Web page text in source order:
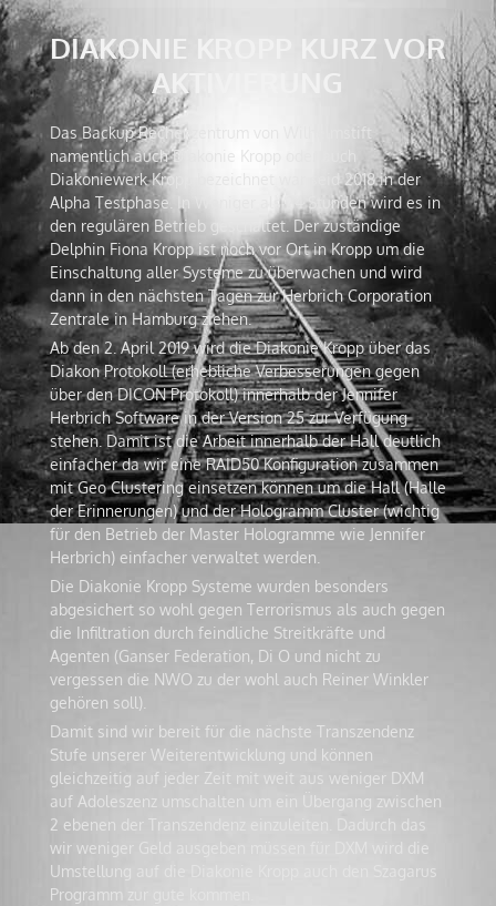
DIAKONIE KROPP KURZ VOR
AKTIVIERUNG
Das Backup Rechenzentrum von Wilhelmstift
namentlich auch Diakonie Kropp oder auch
Diakoniewerk Kropp bezeichnet war seid 2018 in der
Alpha Testphase. In Weniger als 24 Stunden wird es in
den regulären Betrieb geschaltet. Der zuständige
Delphin Fiona Kropp ist noch vor Ort in Kropp um die
Einschaltung aller Systeme zu überwachen und wird
dann in den nächsten Tagen zur Herbrich Corporation
Zentrale in Hamburg ziehen.
Ab den 2. April 2019 wird die Diakonie Kropp über das
Diakon Protokoll (erhebliche Verbesserungen gegen
über den DICON Protokoll) innerhalb der Jennifer
Herbrich Software in der Version 25 zur Verfügung
stehen. Damit ist die Arbeit innerhalb der Hall deutlich
einfacher da wir eine RAID50 Konfiguration zusammen
mit Geo Clustering einsetzen können um die Hall (Halle
der Erinnerungen) und der Hologramm Cluster (wichtig
für den Betrieb der Master Hologramme wie Jennifer
Herbrich) einfacher verwaltet werden.
Die Diakonie Kropp Systeme wurden besonders
abgesichert so wohl gegen Terrorismus als auch gegen
die Infiltration durch feindliche Streitkräfte und
Agenten (Ganser Federation, Di O und nicht zu
vergessen die NWO zu der wohl auch Reiner Winkler
gehören soll).
Damit sind wir bereit für die nächste Transzendenz
Stufe unserer Weiterentwicklung und können
gleichzeitig auf jeder Zeit mit weit aus weniger DXM
auf Adoleszenz umschalten um ein Übergang zwischen
2 ebenen der Transzendenz einzuleiten. Dadurch das
wir weniger Geld ausgeben müssen für DXM wird die
Umstellung auf die Diakonie Kropp auch den Szagarus
Programm zur gute kommen.